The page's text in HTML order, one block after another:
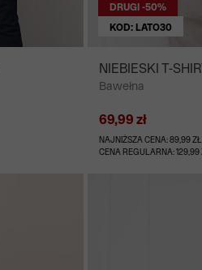
DRUGI -50%
KOD: LATO30
NIEBIESKI T-
Bawełna
69,99 zł
NAJNIŻSZA CENA: 89,99 ZŁ
CENA REGULARNA: 129,99